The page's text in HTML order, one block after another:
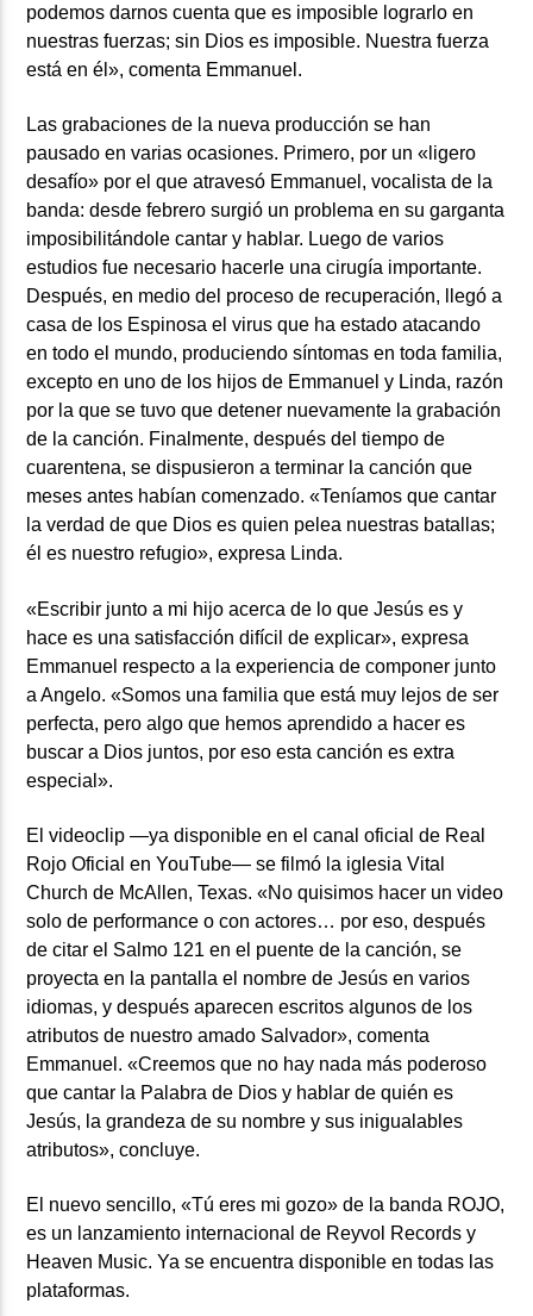
podemos darnos cuenta que es imposible lograrlo en
nuestras fuerzas; sin Dios es imposible. Nuestra fuerza
está en él», comenta Emmanuel.
Las grabaciones de la nueva producción se han
pausado en varias ocasiones. Primero, por un «ligero
desafío» por el que atravesó Emmanuel, vocalista de la
banda: desde febrero surgió un problema en su garganta
imposibilitándole cantar y hablar. Luego de varios
estudios fue necesario hacerle una cirugía importante.
Después, en medio del proceso de recuperación, llegó a
casa de los Espinosa el virus que ha estado atacando
en todo el mundo, produciendo síntomas en toda familia,
excepto en uno de los hijos de Emmanuel y Linda, razón
por la que se tuvo que detener nuevamente la grabación
de la canción. Finalmente, después del tiempo de
cuarentena, se dispusieron a terminar la canción que
meses antes habían comenzado. «Teníamos que cantar
la verdad de que Dios es quien pelea nuestras batallas;
él es nuestro refugio», expresa Linda.
«Escribir junto a mi hijo acerca de lo que Jesús es y
hace es una satisfacción difícil de explicar», expresa
Emmanuel respecto a la experiencia de componer junto
a Angelo. «Somos una familia que está muy lejos de ser
perfecta, pero algo que hemos aprendido a hacer es
buscar a Dios juntos, por eso esta canción es extra
especial».
El videoclip —ya disponible en el canal oficial de Real
Rojo Oficial en YouTube— se filmó la iglesia Vital
Church de McAllen, Texas. «No quisimos hacer un video
solo de performance o con actores… por eso, después
de citar el Salmo 121 en el puente de la canción, se
proyecta en la pantalla el nombre de Jesús en varios
idiomas, y después aparecen escritos algunos de los
atributos de nuestro amado Salvador», comenta
Emmanuel. «Creemos que no hay nada más poderoso
que cantar la Palabra de Dios y hablar de quién es
Jesús, la grandeza de su nombre y sus inigualables
atributos», concluye.
El nuevo sencillo, «Tú eres mi gozo» de la banda ROJO,
es un lanzamiento internacional de Reyvol Records y
Heaven Music. Ya se encuentra disponible en todas las
plataformas.